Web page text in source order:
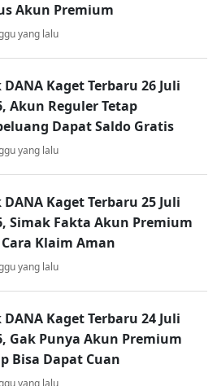
Akun Premium
yang lalu
Kaget Terbaru 26 Juli
Akun Reguler Tetap
Dapat Saldo Gratis
yang lalu
Kaget Terbaru 25 Juli
Simak Fakta Akun Premium
Klaim Aman
yang lalu
Kaget Terbaru 24 Juli
Gak Punya Akun Premium
Bisa Dapat Cuan